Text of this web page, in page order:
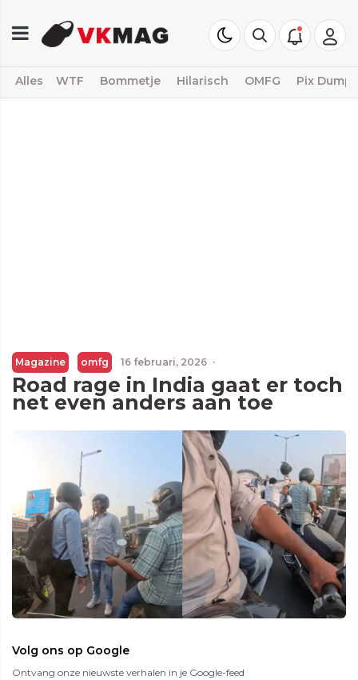
Alles WTF Bommetje Hilarisch OMFG Pix Dump
Magazine omfg 16 februari, 2026 ·
Road rage in India gaat er toch
net even anders aan toe
Volg ons op Google
Ontvang onze nieuwste verhalen in je Google-feed